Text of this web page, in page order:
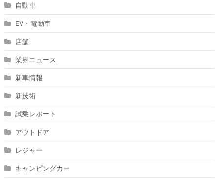
自動車
EV・電動車
店舗
業界ニュース
新車情報
新技術
試乗レポート
アウトドア
レジャー
キャンピングカー